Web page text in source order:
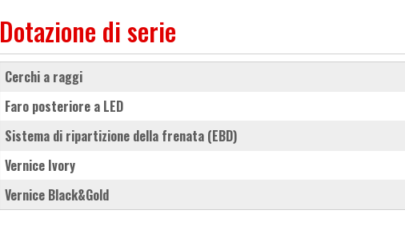
Dotazione di serie
cerchi a raggi
faro posteriore a LED
sistema di ripartizione della frenata (EBD)
vernice Ivory
vernice Black&Gold